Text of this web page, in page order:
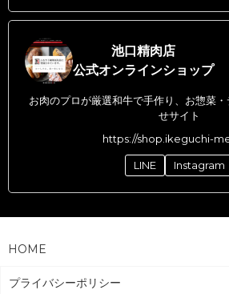
池口精肉店
公式オンラインショップ
お肉のプロが厳選和牛で手作り、お惣菜
せサイト
https://shop.ikeguchi-
LINE Instagram
HOME
プライバシーポリシー